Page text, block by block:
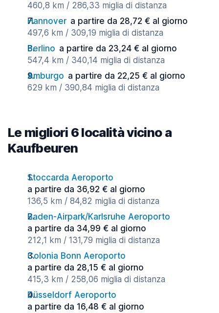
460,8 km / 286,33 miglia di distanza
Hannover a partire da 28,72 € al giorno
497,6 km / 309,19 miglia di distanza
Berlino a partire da 23,24 € al giorno
547,4 km / 340,14 miglia di distanza
Amburgo a partire da 22,25 € al giorno
629 km / 390,84 miglia di distanza
Le migliori 6 località vicino a
Kaufbeuren
Stoccarda Aeroporto
a partire da 36,92 € al giorno
136,5 km / 84,82 miglia di distanza
Baden-Airpark/Karlsruhe Aeroporto
a partire da 34,99 € al giorno
212,1 km / 131,79 miglia di distanza
Colonia Bonn Aeroporto
a partire da 28,15 € al giorno
415,3 km / 258,06 miglia di distanza
Düsseldorf Aeroporto
a partire da 16,48 € al giorno